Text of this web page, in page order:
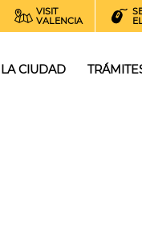
VISIT
VALENCIA
LA CIUDAD